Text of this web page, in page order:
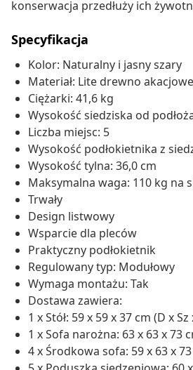
konserwacja przedłuży ich
Specyfikacja
Kolor: Naturalny i jasny szary
Materiał: Lite drewno
Ciężarki: 41,6 kg
Wysokość siedziska od
Liczba miejsc: 5
Wysokość podłokietnika z
Wysokość tylna: 36,0 cm
Maksymalna waga: 110 kg na
Trwały
Design listwowy
Wsparcie dla pleców
Praktyczny podłokietnik
Regulowany typ: Modułowy
Wymaga montażu: Tak
Dostawa zawiera:
1 x Stół: 59 x 59 x 37 cm (D x Sz
1 x Sofa narożna: 63 x 63 x 73
4 x Środkowa sofa: 59 x 63 x